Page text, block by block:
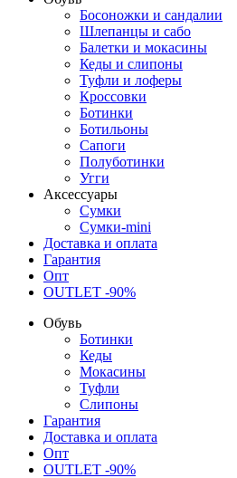
Босоножки и сандалии
Шлепанцы и сабо
Балетки и мокасины
Кеды и слипоны
Туфли и лоферы
Кроссовки
Ботинки
Ботильоны
Сапоги
Полуботинки
Угги
Аксессуары
Сумки
Сумки-mini
Доставка и оплата
Гарантия
Опт
OUTLET -90%
Обувь
Ботинки
Кеды
Мокасины
Туфли
Слипоны
Гарантия
Доставка и оплата
Опт
OUTLET -90%